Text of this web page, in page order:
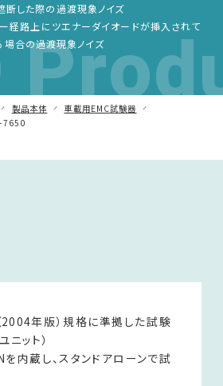
断した際の過渡現象ノイズ
ー経路上にツエナーダイオードが挿入されて
場合の過渡現象ノイズ
製品本体
車載用EMC試験器
7650
ット）